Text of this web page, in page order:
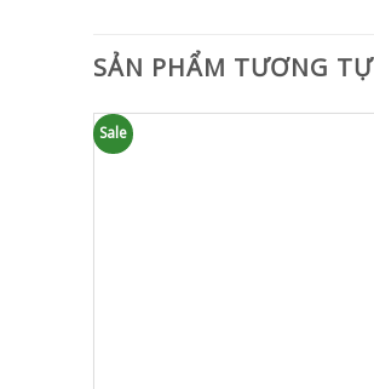
SẢN PHẨM TƯƠNG TỰ
Sale